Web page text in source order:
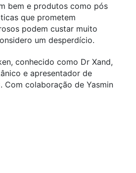
bem e produtos como pós
que prometem
podem custar muito
um desperdício.
conhecido como Dr Xand,
e apresentador de
Com colaboração de Yasmin